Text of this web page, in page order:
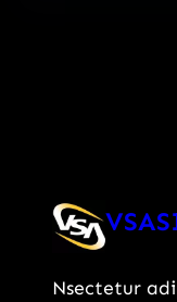
Nsectetur